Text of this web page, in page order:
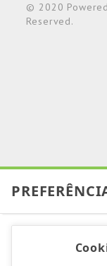
© 2020
Reserved.